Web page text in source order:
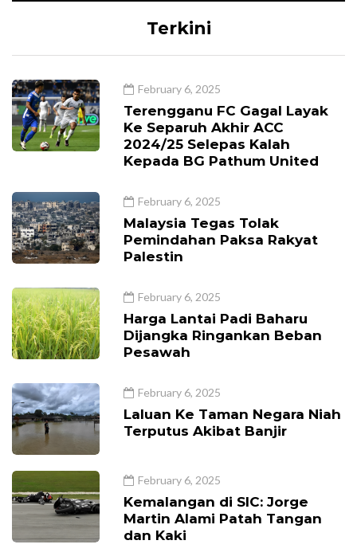
Terkini
February 6, 2025
Terengganu FC Gagal Layak
Ke Separuh Akhir ACC
2024/25 Selepas Kalah
Kepada BG Pathum United
February 6, 2025
Malaysia Tegas Tolak
Pemindahan Paksa Rakyat
Palestin
February 6, 2025
Harga Lantai Padi Baharu
Dijangka Ringankan Beban
Pesawah
February 6, 2025
Laluan Ke Taman Negara Niah
Terputus Akibat Banjir
February 6, 2025
Kemalangan di SIC: Jorge
Martin Alami Patah Tangan
dan Kaki